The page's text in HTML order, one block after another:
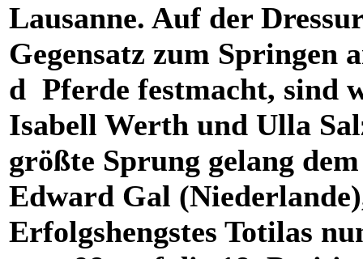
Lausanne. Auf der
Gegensatz zum Springen
d Pferde festmacht, sind
Isabell Werth und Ulla
größte Sprung gelang
Edward Gal
Erfolgshengstes Totilas